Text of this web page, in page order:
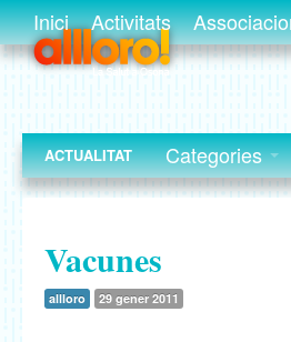
Inici Activitats
ACTUALITAT Categories
Vacunes
allloro 29 gener 2011